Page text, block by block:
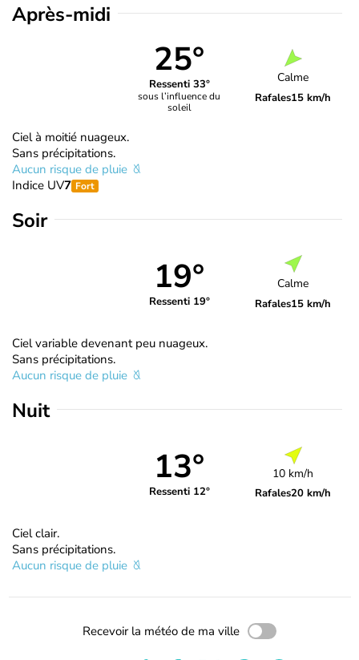
Après-midi
25°
Ressenti 33°
sous l’influence du
soleil
Calme
Rafales15 km/h
Ciel à moitié nuageux.
Sans précipitations.
Aucun risque de pluie
Indice UV7 Fort
Soir
19°
Ressenti 19°
Calme
Rafales15 km/h
Ciel variable devenant peu nuageux.
Sans précipitations.
Aucun risque de pluie
Nuit
13°
Ressenti 12°
10 km/h
Rafales20 km/h
Ciel clair.
Sans précipitations.
Aucun risque de pluie
Recevoir la météo de ma ville